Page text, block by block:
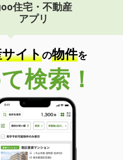
木県足利市有楽町
木県佐野市植上町
住宅・不動産
アプリ
イトの物件を
検索！